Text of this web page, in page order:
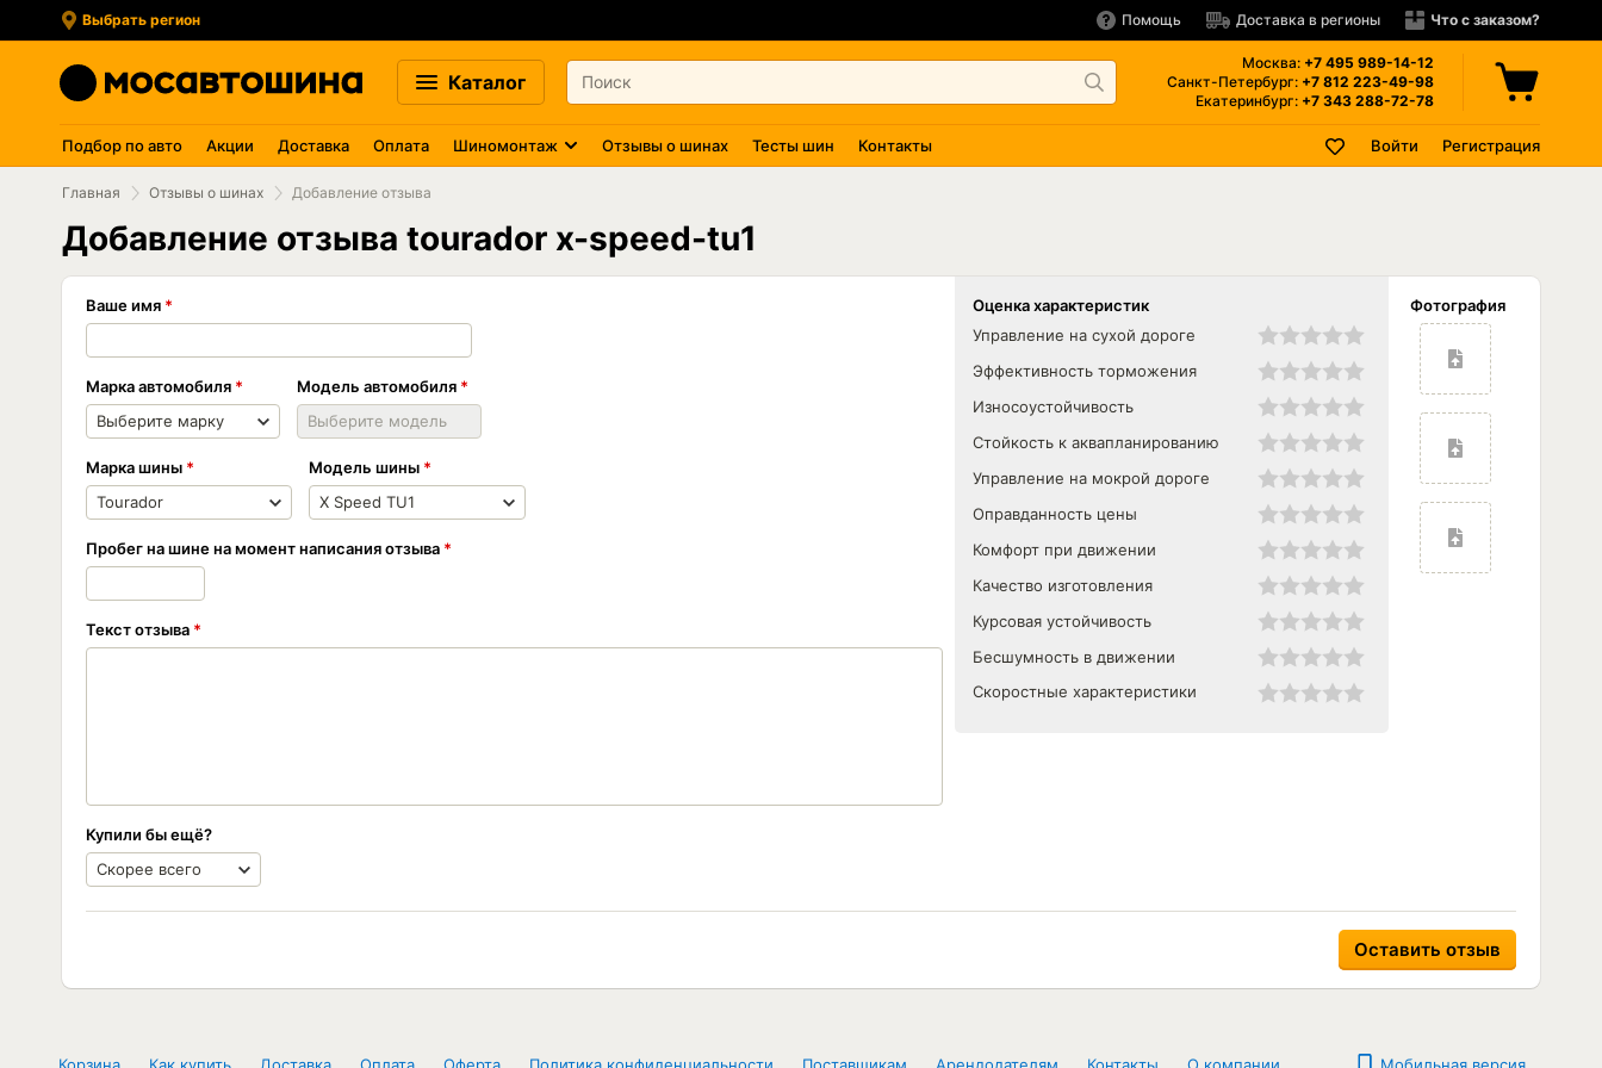
Выбрать регион Помощь Доставка в регионы Что с заказом?
Каталог
Москва: +7 495 989-14-12
Санкт-Петербург: +7 812 223-49-98
Екатеринбург: +7 343 288-72-78
Подбор по авто Акции Доставка Оплата Шиномонтаж Отзывы о шинах Тесты шин Контакты Войти Регистрация
Главная Отзывы о шинах Добавление отзыва
Добавление отзыва tourador x-speed-tu1
Ваше имя
Марка автомобиля Модель автомобиля
Марка шины Модель шины
Пробег на шине на момент написания отзыва
Текст отзыва
Купили бы ещё?
Оценка характеристик
Управление на сухой дороге
Эффективность торможения
Износоустойчивость
Стойкость к аквапланированию
Управление на мокрой дороге
Оправданность цены
Комфорт при движении
Качество изготовления
Курсовая устойчивость
Бесшумность в движении
Скоростные характеристики
Фотография